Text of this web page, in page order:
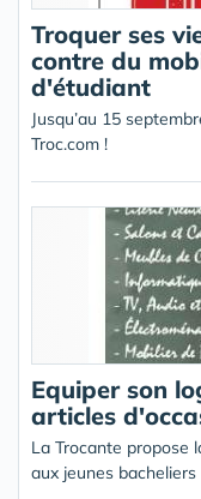
Troquer ses
contre du
d'étudiant
Jusqu’au 15
Troc.com !
Equiper son
articles
La Trocante propose
aux jeunes bacheliers